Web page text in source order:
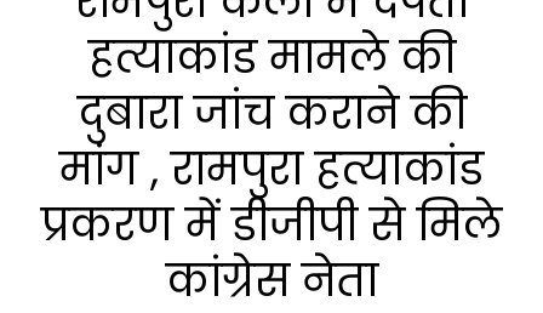
हत्याकांड मामले की
दुबारा जांच कराने की
मांग , रामपुरा हत्याकांड
प्रकरण में डीजीपी से मिले
कांग्रेस नेता